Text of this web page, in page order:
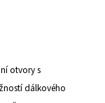
otvory s
dálkového